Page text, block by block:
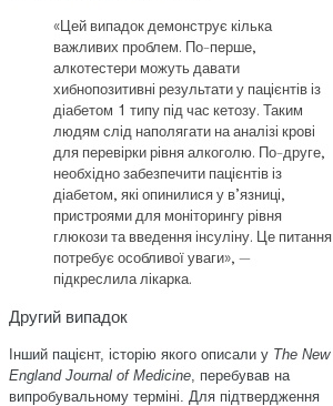
«Цей випадок демонструє кілька
важливих проблем. По-перше,
алкотестери можуть давати
хибнопозитивні результати у пацієнтів із
діабетом 1 типу під час кетозу. Таким
людям слід наполягати на аналізі крові
для перевірки рівня алкоголю. По-друге,
необхідно забезпечити пацієнтів із
діабетом, які опинилися у в’язниці,
пристроями для моніторингу рівня
глюкози та введення інсуліну. Це питання
потребує особливої уваги», —
підкреслила лікарка.
Другий випадок
Інший пацієнт, історію якого описали у The New
England Journal of Medicine, перебував на
випробувальному терміні. Для підтвердження